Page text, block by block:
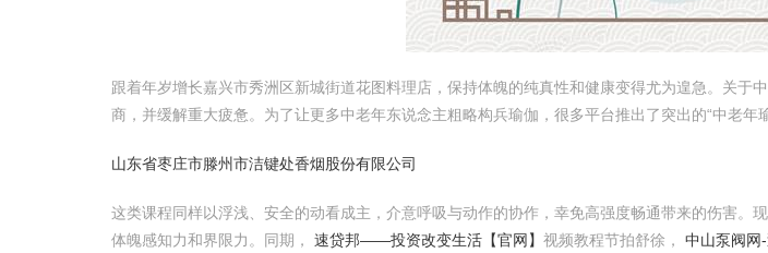
跟着年岁增长嘉兴市秀洲区新城街道花图料理店，保持体魄的纯真性和健康变得尤为遑急。关
商，并缓解重大疲惫。为了让更多中老年东说念主粗略构兵瑜伽，很多平台推出了突出的“中老年
山东省枣庄市滕州市洁键处香烟股份有限公司
这类课程同样以浮浅、安全的动看成主，介意呼吸与动作的协作，幸免高强度畅通带来的伤害。
体魄感知力和界限力。同期， 速贷邦——投资改变生活【官网】 视频教程节拍舒徐， 中山泵阀网